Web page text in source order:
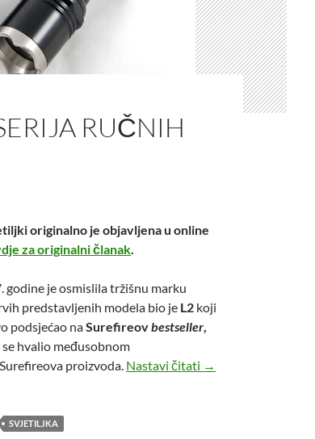
RUČNIH
originalno je objavljena u online
za originalni članak.
je osmislila tržišnu marku
predstavljenih modela bio je L2 koji
podsjećao naSurefireovbestseller,
hvalio međusobnom
proizvoda. Nastavi čitati Solarforce L2 serija
→
SVJETILJKA